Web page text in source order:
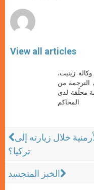
View all articles
زينيت،
الترجمة من
محلّفة لدى
المحاكم
خلال زيارته إلى
تركيا؟
الخبز المتجسد